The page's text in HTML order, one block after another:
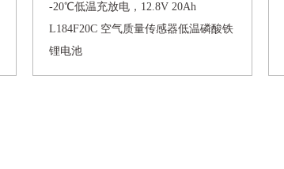
-20℃低温充放电，12.8V 20Ah
L184F20C 空气质量传感器低温磷酸铁
锂电池